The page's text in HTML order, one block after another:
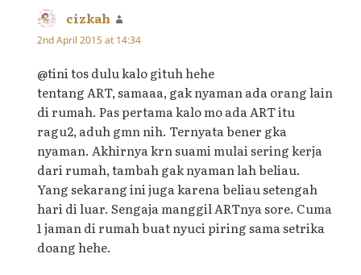
cizkah
2nd April 2015 at 14:34
@tini tos dulu kalo gituh hehe
tentang ART, samaaa, gak nyaman ada orang lain
di rumah. Pas pertama kalo mo ada ART itu
ragu2, aduh gmn nih. Ternyata bener gka
nyaman. Akhirnya krn suami mulai sering kerja
dari rumah, tambah gak nyaman lah beliau.
Yang sekarang ini juga karena beliau setengah
hari di luar. Sengaja manggil ARTnya sore. Cuma
1 jaman di rumah buat nyuci piring sama setrika
doang hehe.